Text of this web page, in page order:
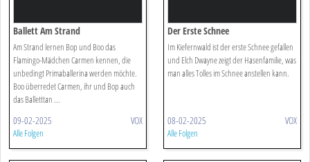
Ballett Am Strand
Am Strand lernen Bop und Boo das
Flamingo-Mädchen Carmen kennen, die
unbedingt Primaballerina werden möchte.
Boo überredet Carmen, ihr und Bop auch
das Balletttan ...
09-02-2025 VOX
Alle Folgen
Der Erste Schnee
Im Kiefernwald ist der erste Schnee gefallen
und Elch Dwayne zeigt der Hasenfamilie, was
man alles Tolles im Schnee anstellen kann.
08-02-2025 VOX
Alle Folgen